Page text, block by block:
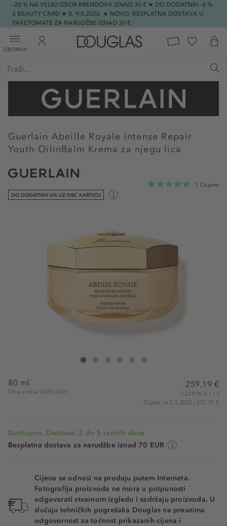
-20 % NA VELIKI IZBOR BRENDOVA IZNAD 30 € ★ DO DODATNIH -6 %
S BEAUTY CARD ★ 8.-9.8.2026. ★ NOVO: BESPLATNA DOSTAVA U
PAKETOMATE ZA NARUDŽBE IZNAD 30 €
IZBORNIK
Guerlain Abeille Royale Intense Repair
Youth OilinBalm Krema za njegu lica
1 Ocjene
DO DODATNIH 6% UZ DBC KARTICU
Guerlain Abeille Royale Intense Repair Youth Oil-in-Balm
80 ml
Šifra artikla GUE61609
259,19 €
3.239,90 € / 1 l
Cijena na 2.5.2025.: 257,19 €
Dostupno. Dostava: 2 do 5 radnih dana
Besplatna dostava za narudžbe iznad 70 EUR
Cijena se odnosi na prodaju putem Interneta.
Fotografija proizvoda ne mora u potpunosti
odgovarati stvarnom izgledu i sadržaju proizvoda. U
slučaju tehničkih pogrešaka Douglas ne preuzima
odgovornost za točnost prikazanih cijena i